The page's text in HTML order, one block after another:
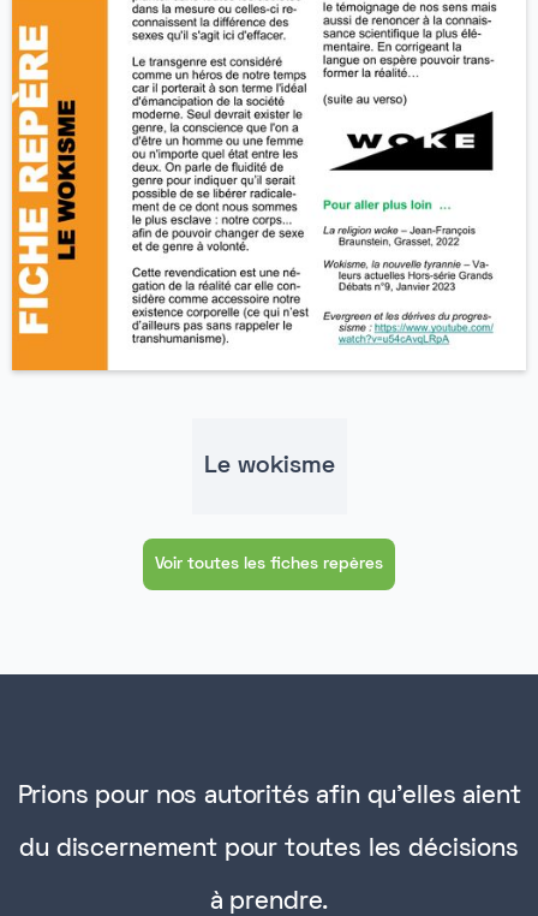
Le wokisme
Voir toutes les fiches repères
Prions pour nos autorités afin qu'elles aient
du discernement pour toutes les décisions
à prendre.